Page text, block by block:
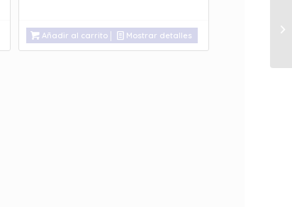
Añadir al carrito Mostrar detalles